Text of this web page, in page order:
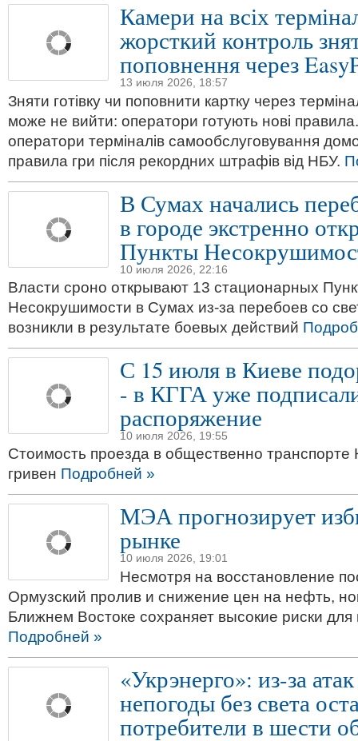
Камери на всіх
жорсткий контроль
поповнення через
13 июля 2026, 18:57
Зняти готівку чи поповнити картку через
може не вийти: оператори готують нові
оператори терміналів самообслуговування
правила гри після рекордних штрафів від НБУ.
В Сумах начались
в городе экстренно
Пункты
10 июля 2026, 22:16
Власти сроно открывают 13 стационарных
Несокрушимости в Сумах из-за перебоев со
возникли в результате боевых действий
С 15 июля в Киеве
- в КГГА уже
распоряжение
10 июля 2026, 19:55
Стоимость проезда в общественно транспорте
гривен Подробней »
МЭА прогнозирует
рынке
10 июля 2026, 19:01
Несмотря на восстановление
Ормузский пролив и снижение цен на нефть,
Ближнем Востоке сохраняет высокие риски
Подробней »
«Укрэнерго»: из-за
непогоды без света
потребители в шести